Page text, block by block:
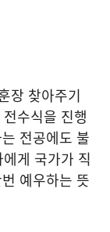
장 찾아주기
수식을 진행
전공에도 불
게 국가가 직
예우하는 뜻